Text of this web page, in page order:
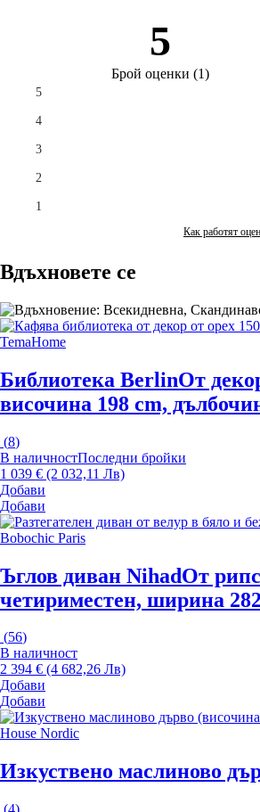
5
Брой оценки (1)
5
4
3
2
1
Как работят
Вдъхновете се
TemaHome
Библиотека BerlinОт
височина 198 cm,
(8)
В наличностПоследни бройки
1 039 € (2 032,11 Лв)
Добави
Добави
Bobochic Paris
Ъглов диван NihadОт
четириместен, ширина
(56)
В наличност
2 394 € (4 682,26 Лв)
Добави
Добави
House Nordic
Изкуствено маслиново